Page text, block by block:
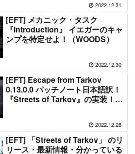
2022.12.31
[EFT] メカニック・タスク
『Introduction』 イエガーのキャ
ンプを特定せよ！（WOODS）
2022.12.30
[EFT] Escape from Tarkov
0.13.0.0 パッチノート日本語訳！
『Streets of Tarkov』の実装！！
2022.12.28
[EFT] 「Streets of Tarkov」 のリ
リース・最新情報・分かっている